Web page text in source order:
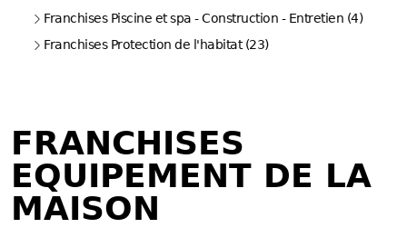
Franchises Piscine et spa - Construction - Entretien (4)
Franchises Protection de l'habitat (23)
FRANCHISES
EQUIPEMENT DE LA
MAISON